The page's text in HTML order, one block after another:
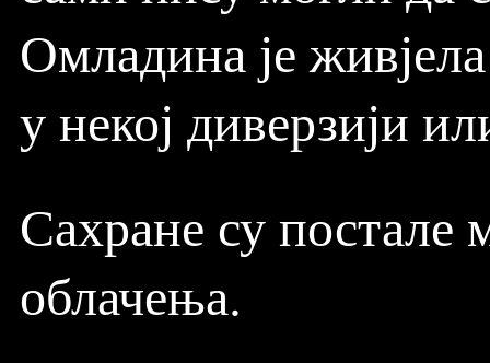
Омладина је
у некој диверзији
Сахране су постале
облачења.